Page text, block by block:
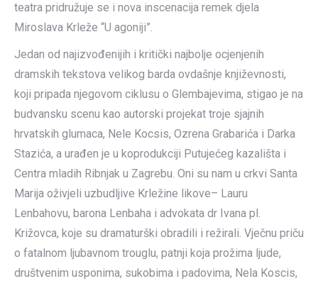
teatra pridružuje se i nova inscenacija remek djela
Miroslava Krleže “U agoniji”.
Jedan od najizvođenijih i kritički najbolje ocjenjenih
dramskih tekstova velikog barda ovdašnje književnosti,
koji pripada njegovom ciklusu o Glembajevima, stigao je na
budvansku scenu kao autorski projekat troje sjajnih
hrvatskih glumaca, Nele Kocsis, Ozrena Grabarića i Darka
Stazića, a urađen je u koprodukciji Putujećeg kazališta i
Centra mladih Ribnjak u Zagrebu. Oni su nam u crkvi Santa
Marija oživjeli uzbudljive Krležine likove– Lauru
Lenbahovu, barona Lenbaha i advokata dr Ivana pl.
Križovca, koje su dramaturški obradili i režirali. Vječnu priču
o fatalnom ljubavnom trouglu, patnji koja prožima ljude,
društvenim usponima, sukobima i padovima, Nela Koscis,